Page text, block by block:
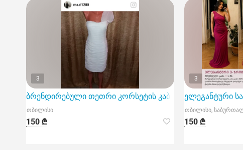
3
ბრენდირებული თეთრი კორსეტის კაბა
თბილისი
150 ₾
3
ელეგანტური
თბილისი,
150 ₾